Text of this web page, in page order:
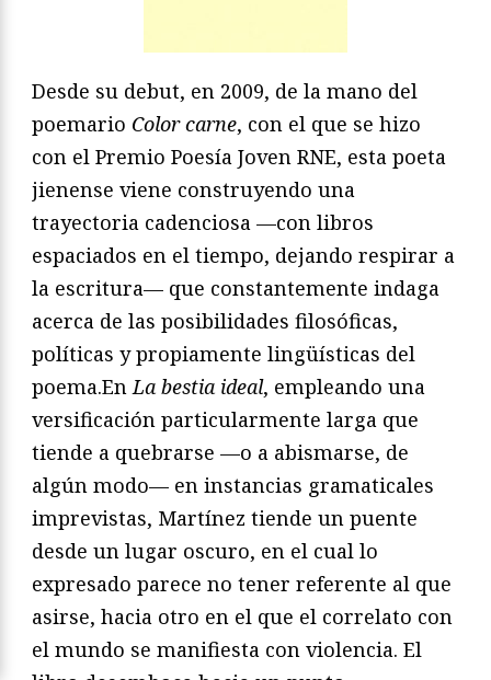
Desde su debut, en 2009, de la mano del
poemario Color carne, con el que se hizo
con el Premio Poesía Joven RNE, esta poeta
jienense viene construyendo una
trayectoria cadenciosa —con libros
espaciados en el tiempo, dejando respirar a
la escritura— que constantemente indaga
acerca de las posibilidades filosóficas,
políticas y propiamente lingüísticas del
poema.EnLa bestia ideal, empleando una
versificación particularmente larga que
tiende a quebrarse —o a abismarse, de
algún modo— en instancias gramaticales
imprevistas, Martínez tiende un puente
desde un lugar oscuro, en el cual lo
expresado parece no tener referente al que
asirse, hacia otro en el que el correlato con
el mundo se manifiesta con violencia. El